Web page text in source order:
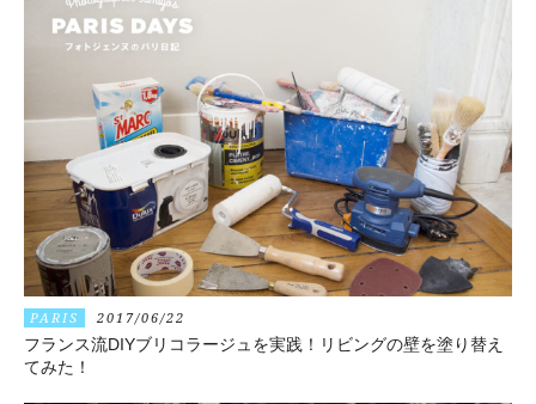
PARIS 2017/06/22
フランス流DIYブリコラージュを実践！リビングの壁を塗り替え
てみた！